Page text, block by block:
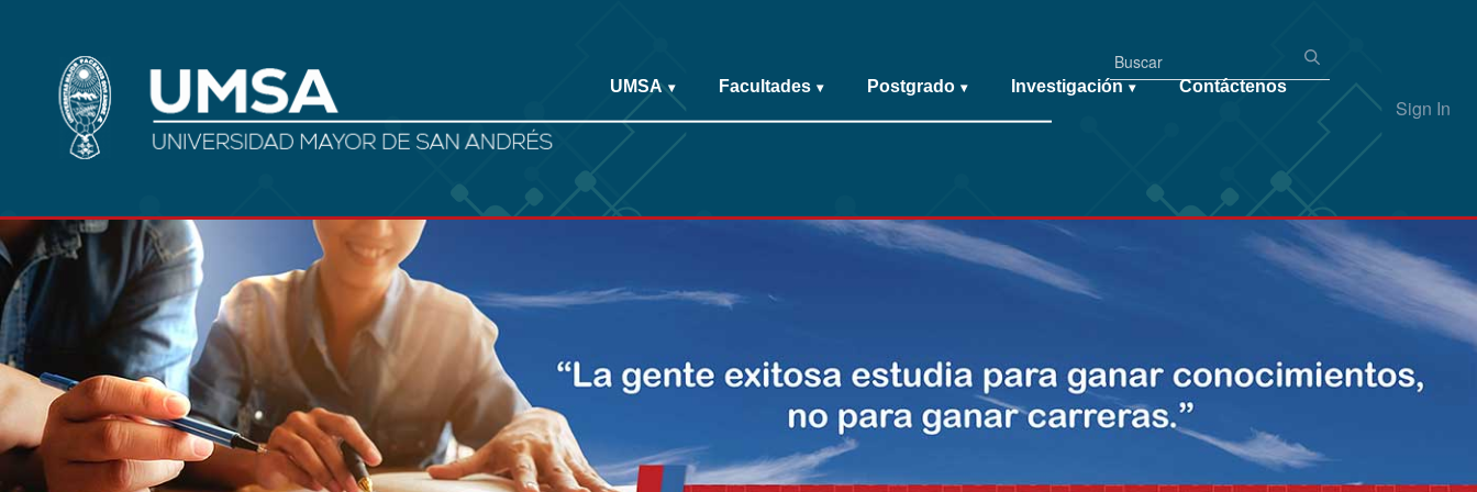
Sign In
UMSA ▾ Facultades ▾ Postgrado ▾ Investigación ▾ Contáctenos